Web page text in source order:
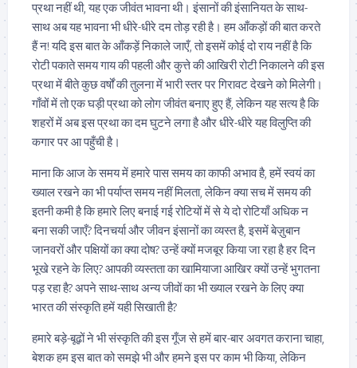
प्रथा नहीं थी, यह एक जीवंत भावना थी। इंसानों की इंसानियत के साथ-
साथ अब यह भावना भी धीरे-धीरे दम तोड़ रही है। हम आँकड़ों की बात करते
हैं न! यदि इस बात के आँकड़ें निकाले जाएँ, तो इसमें कोई दो राय नहीं है कि
रोटी पकाते समय गाय की पहली और कुत्ते की आखिरी रोटी निकालने की इस
प्रथा में बीते कुछ वर्षों की तुलना में भारी स्तर पर गिरावट देखने को मिलेगी।
गाँवों में तो एक घड़ी प्रथा को लोग जीवंत बनाए हुए हैं, लेकिन यह सत्य है कि
शहरों में अब इस प्रथा का दम घुटने लगा है और धीरे-धीरे यह विलुप्ति की
कगार पर आ पहुँची है।
माना कि आज के समय में हमारे पास समय का काफी अभाव है, हमें स्वयं का
ख्याल रखने का भी पर्याप्त समय नहीं मिलता, लेकिन क्या सच में समय की
इतनी कमी है कि हमारे लिए बनाई गई रोटियों में से ये दो रोटियाँ अधिक न
बना सकी जाएँ? दिनचर्या और जीवन इंसानों का व्यस्त है, इसमें बेज़ुबान
जानवरों और पक्षियों का क्या दोष? उन्हें क्यों मजबूर किया जा रहा है हर दिन
भूखे रहने के लिए? आपकी व्यस्तता का खामियाजा आखिर क्यों उन्हें भुगतना
पड़ रहा है? अपने साथ-साथ अन्य जीवों का भी ख्याल रखने के लिए क्या
भारत की संस्कृति हमें यही सिखाती है?
हमारे बड़े-बूढ़ों ने भी संस्कृति की इस गूँज से हमें बार-बार अवगत कराना चाहा,
बेशक हम इस बात को समझे भी और हमने इस पर काम भी किया, लेकिन